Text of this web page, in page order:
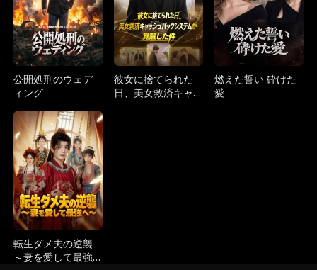
公開処刑のウェデ
ィング
彼女に捨てられた
日、美女救済キャ
燃えた誓い 砕けた
愛
転生ダメ夫の逆襲
～妻を愛して最強